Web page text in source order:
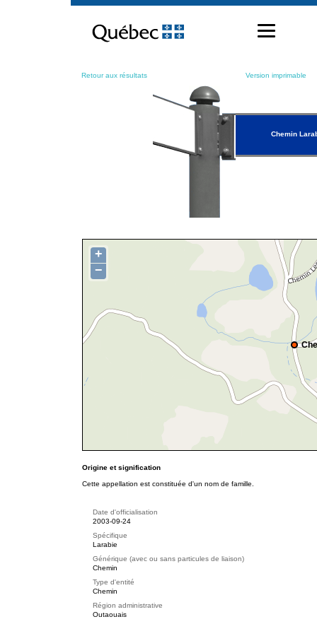
contenu
Retour aux résultats Version imprimable
Chemin
+
−
Origine et signification
Cette appellation est constituée d'un nom de famille.
Date d'officialisation
2003-09-24
Spécifique
Larabie
Générique (avec ou sans particules de liaison)
Chemin
Type d'entité
Chemin
Région administrative
Outaouais